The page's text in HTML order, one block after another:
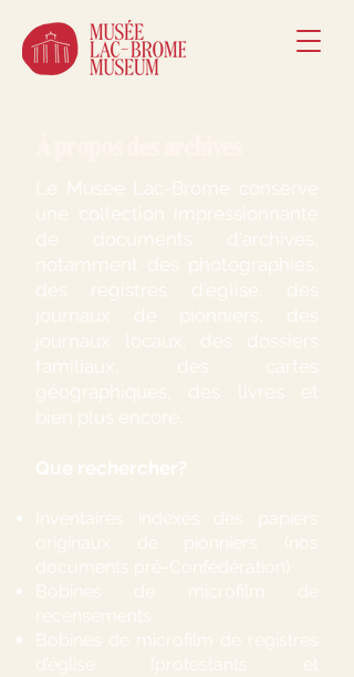
Le Musée Lac-Brome conserve
une collection impressionnante
de documents d'archives,
notamment des photographies,
des registres d'église, des
journaux de pionniers, des
journaux locaux, des dossiers
familiaux, des cartes
géographiques, des livres et
bien plus encore.
Que rechercher?
Inventaires indexés des papiers
originaux de pionniers (nos
documents pré-Confédération)
Bobines de microfilm de
recensements
Bobines de microfilm de registres
d’église (protestants et